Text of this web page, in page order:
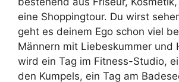
eine Shoppingtour. Du wirst
geht es deinem Ego schon viel
Männern mit Liebeskummer und
wird ein Tag im Fitness-Studio,
den Kumpels, ein Tag am